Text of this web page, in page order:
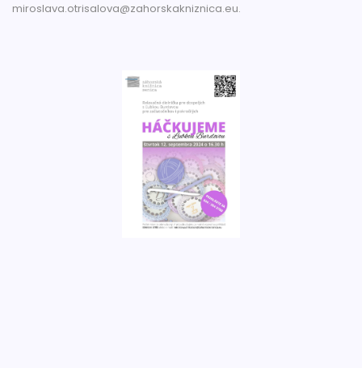
miroslava.otrisalova@zahorskakniznica.eu.